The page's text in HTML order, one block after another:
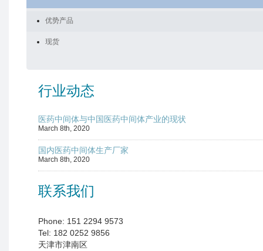
优势产品
现货
行业动态
医药中间体与中国医药中间体产业的现状
March 8th, 2020
国内医药中间体生产厂家
March 8th, 2020
联系我们
Phone: 151 2294 9573
Tel: 182 0252 9856
天津市津南区